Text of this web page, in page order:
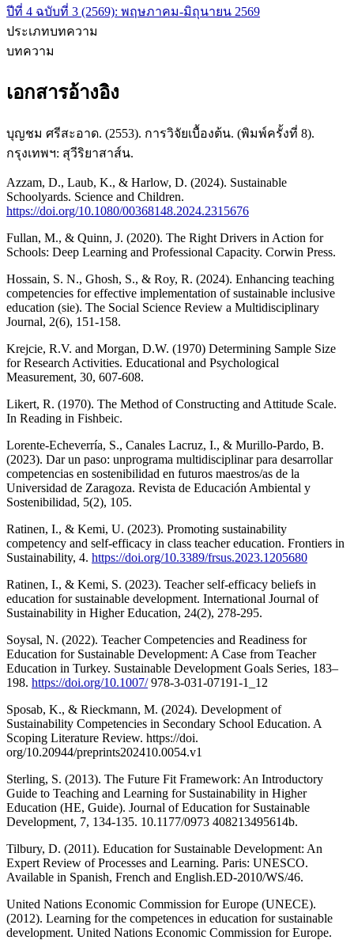
ปีที่ 4 ฉบับที่ 3 (2569): พฤษภาคม-มิถุนายน 2569
ประเภทบทความ
บทความ
เอกสารอ้างอิง
บุญชม ศรีสะอาด. (2553). การวิจัยเบื้องต้น. (พิมพ์ครั้งที่ 8).
กรุงเทพฯ: สุวีริยาสาส์น.
Azzam, D., Laub, K., & Harlow, D. (2024). Sustainable
Schoolyards. Science and Children.
https://doi.org/10.1080/00368148.2024.2315676
Fullan, M., & Quinn, J. (2020). The Right Drivers in Action for
Schools: Deep Learning and Professional Capacity. Corwin Press.
Hossain, S. N., Ghosh, S., & Roy, R. (2024). Enhancing teaching
competencies for effective implementation of sustainable inclusive
education (sie). The Social Science Review a Multidisciplinary
Journal, 2(6), 151-158.
Krejcie, R.V. and Morgan, D.W. (1970) Determining Sample Size
for Research Activities. Educational and Psychological
Measurement, 30, 607-608.
Likert, R. (1970). The Method of Constructing and Attitude Scale.
In Reading in Fishbeic.
Lorente-Echeverría, S., Canales Lacruz, I., & Murillo-Pardo, B.
(2023). Dar un paso: unprograma multidisciplinar para desarrollar
competencias en sostenibilidad en futuros maestros/as de la
Universidad de Zaragoza. Revista de Educación Ambiental y
Sostenibilidad, 5(2), 105.
Ratinen, I., & Kemi, U. (2023). Promoting sustainability
competency and self-efficacy in class teacher education. Frontiers in
Sustainability, 4. https://doi.org/10.3389/frsus.2023.1205680
Ratinen, I., & Kemi, S. (2023). Teacher self-efficacy beliefs in
education for sustainable development. International Journal of
Sustainability in Higher Education, 24(2), 278-295.
Soysal, N. (2022). Teacher Competencies and Readiness for
Education for Sustainable Development: A Case from Teacher
Education in Turkey. Sustainable Development Goals Series, 183–
198. https://doi.org/10.1007/978-3-031-07191-1_12
Sposab, K., & Rieckmann, M. (2024). Development of
Sustainability Competencies in Secondary School Education. A
Scoping Literature Review. https://doi.
org/10.20944/preprints202410.0054.v1
Sterling, S. (2013). The Future Fit Framework: An Introductory
Guide to Teaching and Learning for Sustainability in Higher
Education (HE, Guide). Journal of Education for Sustainable
Development, 7, 134-135. 10.1177/0973 408213495614b.
Tilbury, D. (2011). Education for Sustainable Development: An
Expert Review of Processes and Learning. Paris: UNESCO.
Available in Spanish, French and English.ED-2010/WS/46.
United Nations Economic Commission for Europe (UNECE).
(2012). Learning for the competences in education for sustainable
development. United Nations Economic Commission for Europe.